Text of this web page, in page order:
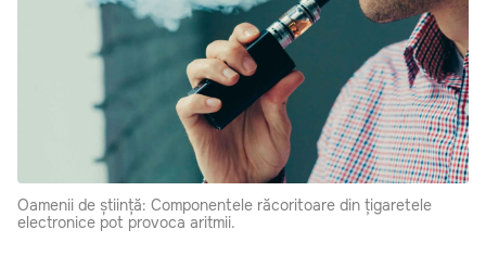
Oamenii de știință: Componentele răcoritoare din țigaretele
electronice pot provoca aritmii.